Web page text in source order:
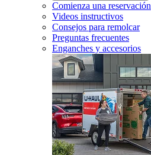
Comienza una reservación
Videos instructivos
Consejos para remolcar
Preguntas frecuentes
Enganches y accesorios